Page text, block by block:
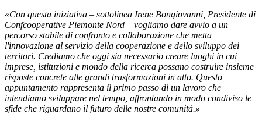
«Con questa iniziativa – sottolinea Irene Bongiovanni, Presidente di
Confcooperative Piemonte Nord – vogliamo dare avvio a un
percorso stabile di confronto e collaborazione che metta
l'innovazione al servizio della cooperazione e dello sviluppo dei
territori. Crediamo che oggi sia necessario creare luoghi in cui
imprese, istituzioni e mondo della ricerca possano costruire insieme
risposte concrete alle grandi trasformazioni in atto. Questo
appuntamento rappresenta il primo passo di un lavoro che
intendiamo sviluppare nel tempo, affrontando in modo condiviso le
sfide che riguardano il futuro delle nostre comunità.»